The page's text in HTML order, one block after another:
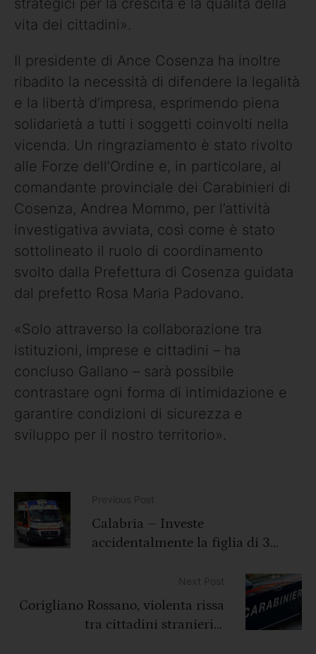
vita dei cittadini».
Il presidente di Ance Cosenza ha inoltre
ribadito la necessità di difendere la legalità
e la libertà d’impresa, esprimendo piena
solidarietà a tutti i soggetti coinvolti nella
vicenda. Un ringraziamento è stato rivolto
alle Forze dell’Ordine e, in particolare, al
comandante provinciale dei Carabinieri di
Cosenza, Andrea Mommo, per l’attività
investigativa avviata, così come è stato
sottolineato il ruolo di coordinamento
svolto dalla Prefettura di Cosenza guidata
dal prefetto Rosa Maria Padovano.
«Solo attraverso la collaborazione tra
istituzioni, imprese e cittadini – ha
concluso Galiano – sarà possibile
contrastare ogni forma di intimidazione e
garantire condizioni di sicurezza e
sviluppo per il nostro territorio».
Calabria – Investe
accidentalmente la figlia di 3
morte della piccola Marisa
Corigliano Rossano, violenta rissa
tra cittadini stranieri a